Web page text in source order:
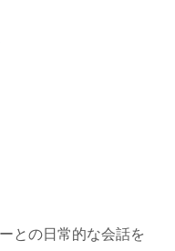
との日常的な会話を